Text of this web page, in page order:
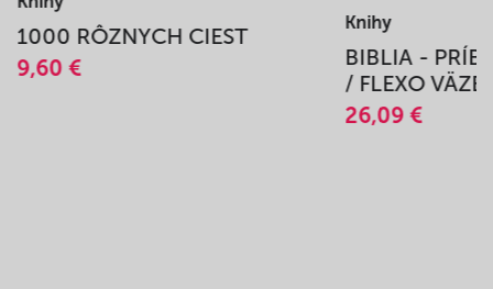
1000 RÔZNYCH CIEST
9,60 €
Knihy
BIBLIA -
/ FLEXO
26,09 €